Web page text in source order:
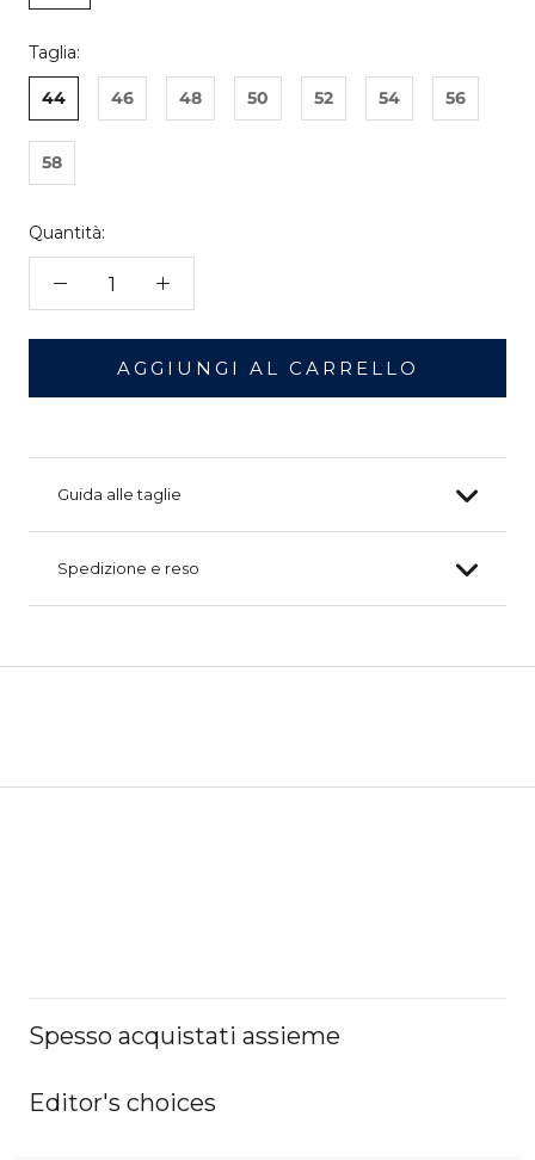
Taglia:
44 46 48 50 52 54 56
58
Quantità:
AGGIUNGI AL CARRELLO
Guida alle taglie
Spedizione e reso
Spesso acquistati assieme
Editor's choices